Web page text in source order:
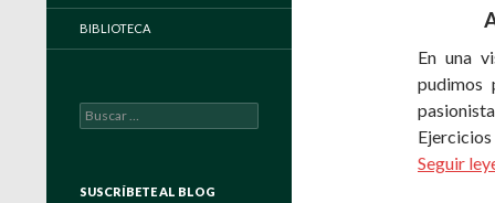
En una
pudimos
Seguir
BIBLIOTECA
Buscar:
SUSCRÍBETE AL BLOG